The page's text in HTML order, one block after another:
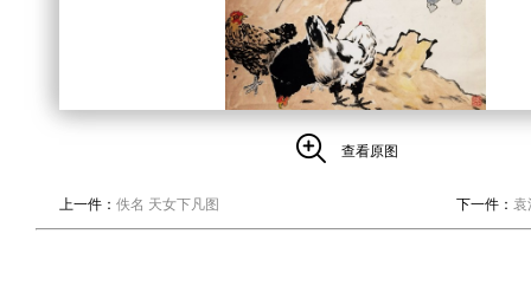
查看原图
上一件： 佚名 天女下凡图 下一件： 袁